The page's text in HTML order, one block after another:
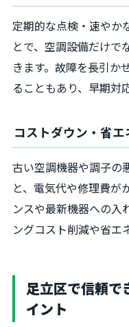
定期的な点検・速やか
とで、空調設備だけで
きます。故障を長引か
ることもあり、早期対
コストダウン・省エ
古い空調機器や調子の
と、電気代や修理費が
ンスや最新機器への入
ングコスト削減や省エ
足立区で信頼で
イント